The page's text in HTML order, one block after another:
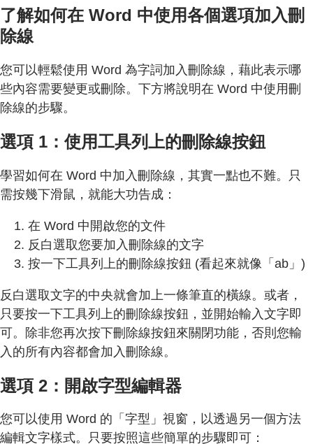
了解如何在 Word 中使用各個選項加入刪
除線
您可以輕鬆使用 Word 為字詞加入刪除線，藉此表示哪
些內容需要變更或刪除。下方將說明在 Word 中使用刪
除線的步驟。
選項 1：使用工具列上的刪除線按鈕
學習如何在 Word 中加入刪除線，其實一點也不難。只
需按幾下滑鼠，就能大功告成：
在 Word 中開啟您的文件
反白選取您要加入刪除線的文字
按一下工具列上的刪除線按鈕 (看起來就像「ab」)
反白選取文字的中央就會加上一條筆直的橫線。或者，
只要按一下工具列上的刪除線按鈕，並開始輸入文字即
可。除非您再次按下刪除線按鈕來關閉功能，否則您輸
入的所有內容都會加入刪除線。
選項 2：開啟字型編輯器
您可以使用 Word 的「字型」視窗，以透過另一個方法
編輯文字樣式。只要按照這些簡單的步驟即可：